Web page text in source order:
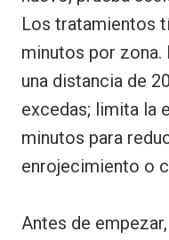
Los tratamientos
minutos por
una distancia de
excedas; limita la
minutos para
enrojecimiento o
Antes de